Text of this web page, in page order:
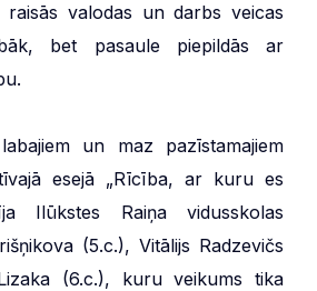
raisās valodas un darbs veicas
bet pasaule piepildās ar
un maz pazīstamajiem
esejā „Rīcība, ar kuru es
Ilūkstes Raiņa vidusskolas
(5.c.), Vitālijs Radzevičs
(6.c.), kuru veikums tika